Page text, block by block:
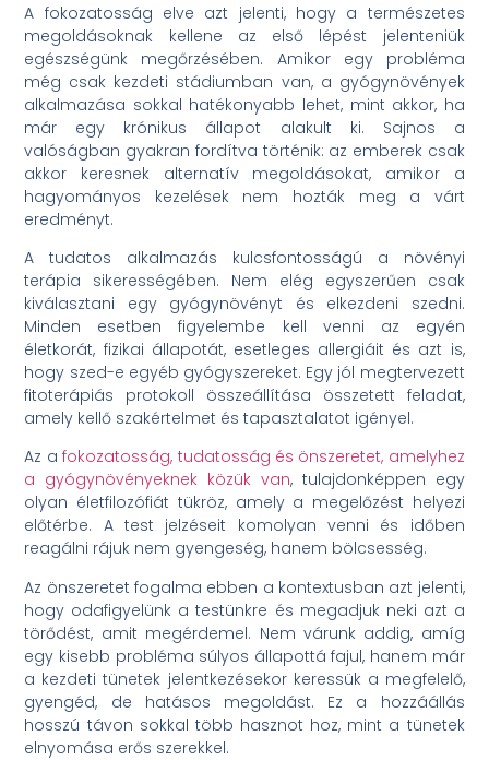
A fokozatosság elve azt jelenti, hogy a természetes
megoldásoknak kellene az első lépést jelenteniük
egészségünk megőrzésében. Amikor egy probléma
még csak kezdeti stádiumban van, a gyógynövények
alkalmazása sokkal hatékonyabb lehet, mint akkor, ha
már egy krónikus állapot alakult ki. Sajnos a
valóságban gyakran fordítva történik: az emberek csak
akkor keresnek alternatív megoldásokat, amikor a
hagyományos kezelések nem hozták meg a várt
eredményt.
A tudatos alkalmazás kulcsfontosságú a növényi
terápia sikerességében. Nem elég egyszerűen csak
kiválasztani egy gyógynövényt és elkezdeni szedni.
Minden esetben figyelembe kell venni az egyén
életkorát, fizikai állapotát, esetleges allergiáit és azt is,
hogy szed-e egyéb gyógyszereket. Egy jól megtervezett
fitoterápiás protokoll összeállítása összetett feladat,
amely kellő szakértelmet és tapasztalatot igényel.
Az afokozatosság, tudatosság és önszeretet, amelyhez
a gyógynövényeknek közük van, tulajdonképpen egy
olyan életfilozófiát tükröz, amely a megelőzést helyezi
előtérbe. A test jelzéseit komolyan venni és időben
reagálni rájuk nem gyengeség, hanem bölcsesség.
Az önszeretet fogalma ebben a kontextusban azt jelenti,
hogy odafigyelünk a testünkre és megadjuk neki azt a
törődést, amit megérdemel. Nem várunk addig, amíg
egy kisebb probléma súlyos állapottá fajul, hanem már
a kezdeti tünetek jelentkezésekor keressük a megfelelő,
gyengéd, de hatásos megoldást. Ez a hozzáállás
hosszú távon sokkal több hasznot hoz, mint a tünetek
elnyomása erős szerekkel.